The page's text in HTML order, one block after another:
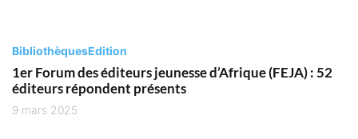
BibliothèquesEdition
1er Forum des éditeurs jeunesse d’Afrique (FEJA) : 52
éditeurs répondent présents
9 mars 2025